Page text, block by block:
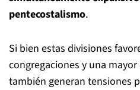
pentecostalismo.
Si bien estas divisiones
congregaciones y una
también generan tensiones